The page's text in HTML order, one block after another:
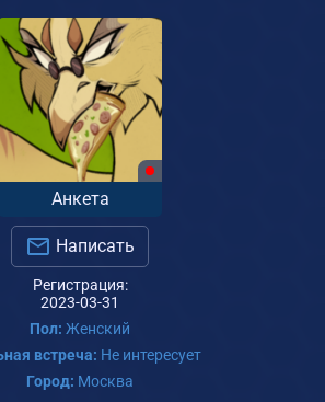
Анкета
Написать
Регистрация:
2023-03-31
Пол: Женский
встреча: Не интересует
Город: Москва